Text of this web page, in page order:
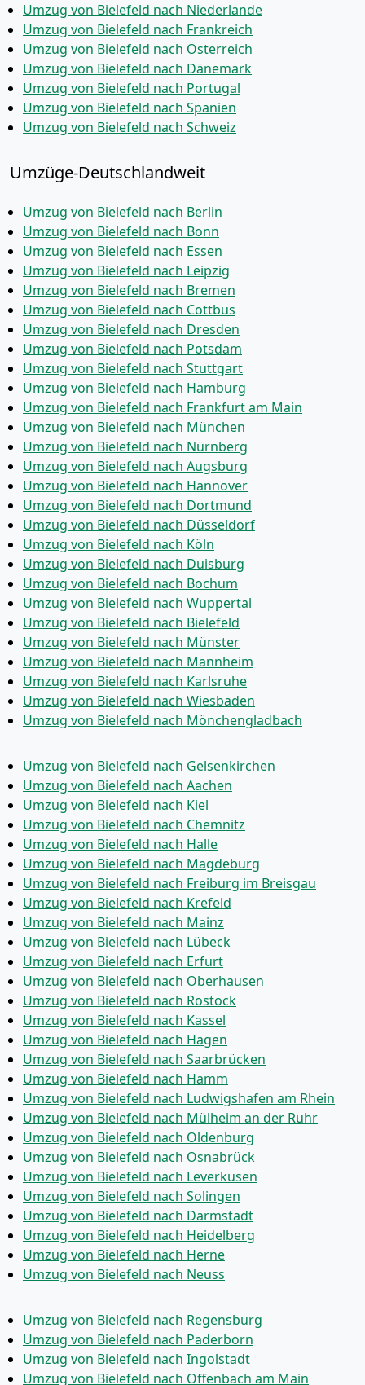
Umzug von Bielefeld nach Niederlande
Umzug von Bielefeld nach Frankreich
Umzug von Bielefeld nach Österreich
Umzug von Bielefeld nach Dänemark
Umzug von Bielefeld nach Portugal
Umzug von Bielefeld nach Spanien
Umzug von Bielefeld nach Schweiz
Umzüge-Deutschlandweit
Umzug von Bielefeld nach Berlin
Umzug von Bielefeld nach Bonn
Umzug von Bielefeld nach Essen
Umzug von Bielefeld nach Leipzig
Umzug von Bielefeld nach Bremen
Umzug von Bielefeld nach Cottbus
Umzug von Bielefeld nach Dresden
Umzug von Bielefeld nach Potsdam
Umzug von Bielefeld nach Stuttgart
Umzug von Bielefeld nach Hamburg
Umzug von Bielefeld nach Frankfurt am Main
Umzug von Bielefeld nach München
Umzug von Bielefeld nach Nürnberg
Umzug von Bielefeld nach Augsburg
Umzug von Bielefeld nach Hannover
Umzug von Bielefeld nach Dortmund
Umzug von Bielefeld nach Düsseldorf
Umzug von Bielefeld nach Köln
Umzug von Bielefeld nach Duisburg
Umzug von Bielefeld nach Bochum
Umzug von Bielefeld nach Wuppertal
Umzug von Bielefeld nach Bielefeld
Umzug von Bielefeld nach Münster
Umzug von Bielefeld nach Mannheim
Umzug von Bielefeld nach Karlsruhe
Umzug von Bielefeld nach Wiesbaden
Umzug von Bielefeld nach Mönchen­gladbach
Umzug von Bielefeld nach Gelsenkirchen
Umzug von Bielefeld nach Aachen
Umzug von Bielefeld nach Kiel
Umzug von Bielefeld nach Chemnitz
Umzug von Bielefeld nach Halle
Umzug von Bielefeld nach Magdeburg
Umzug von Bielefeld nach Freiburg im Breisgau
Umzug von Bielefeld nach Krefeld
Umzug von Bielefeld nach Mainz
Umzug von Bielefeld nach Lübeck
Umzug von Bielefeld nach Erfurt
Umzug von Bielefeld nach Oberhausen
Umzug von Bielefeld nach Rostock
Umzug von Bielefeld nach Kassel
Umzug von Bielefeld nach Hagen
Umzug von Bielefeld nach Saarbrücken
Umzug von Bielefeld nach Hamm
Umzug von Bielefeld nach Ludwigshafen am Rhein
Umzug von Bielefeld nach Mülheim an der Ruhr
Umzug von Bielefeld nach Oldenburg
Umzug von Bielefeld nach Osnabrück
Umzug von Bielefeld nach Leverkusen
Umzug von Bielefeld nach Solingen
Umzug von Bielefeld nach Darmstadt
Umzug von Bielefeld nach Heidelberg
Umzug von Bielefeld nach Herne
Umzug von Bielefeld nach Neuss
Umzug von Bielefeld nach Regensburg
Umzug von Bielefeld nach Paderborn
Umzug von Bielefeld nach Ingolstadt
Umzug von Bielefeld nach Offenbach am Main